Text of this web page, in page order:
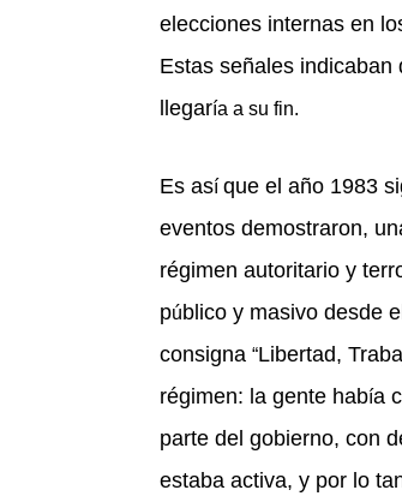
elecciones internas en
Estas señales indicaban
llegaría a su fin.
Es así que el año 1983
eventos demostraron,
régimen autoritario y
público y masivo desde
consigna “Libertad,
régimen: la gente había
parte del gobierno, con
estaba activa, y por lo